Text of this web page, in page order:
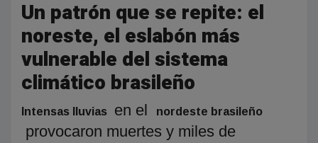
Un patrón que se repite: el
noreste, el eslabón más
vulnerable del sistema
climático brasileño
Intensas lluvias en el nordeste brasileño
provocaron muertes y miles de